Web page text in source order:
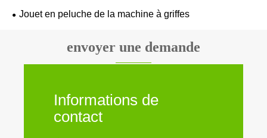
Jouet en peluche de la machine à griffes
envoyer une demande
Informations de
contact